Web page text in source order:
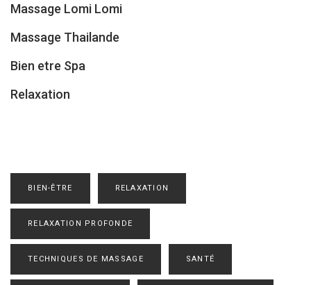
Massage Lomi Lomi
Massage Thailande
Bien etre Spa
Relaxation
BIEN-ÊTRE RELAXATION
RELAXATION PROFONDE
TECHNIQUES DE MASSAGE SANTÉ